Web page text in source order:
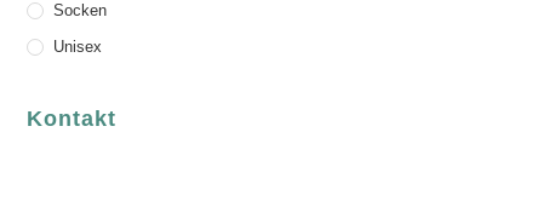
Socken
Unisex
Kontakt